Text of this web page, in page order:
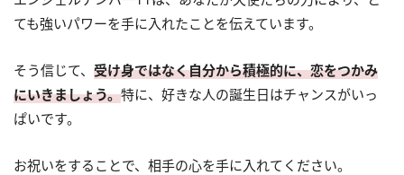
ても強いパワーを手に入れたことを伝えています。
そう信じて、 受け身ではなく自分から積極的に、恋をつかみ
にいきましょう。特に、好きな人の誕生日はチャンスがいっ
ぱいです。
お祝いをすることで、相手の心を手に入れてください。